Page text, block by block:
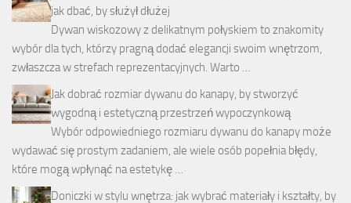
jak dbać, by służył dłużej
Dywan wiskozowy z delikatnym połyskiem to znakomity
wybór dla tych, którzy pragną dodać elegancji swoim wnętrzom,
zwłaszcza w strefach reprezentacyjnych. Warto …
Jak dobrać rozmiar dywanu do kanapy, by stworzyć
wygodną i estetyczną przestrzeń wypoczynkową
Wybór odpowiedniego rozmiaru dywanu do kanapy może
wydawać się prostym zadaniem, ale wiele osób popełnia błędy,
które mogą wpłynąć na estetykę …
Doniczki w stylu wnętrza: jak wybrać materiały i kształty, by